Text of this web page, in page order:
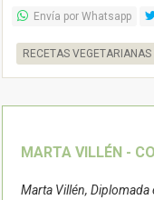
Envía por Whatsapp
RECETAS VEGETARIANAS
MARTA VILLÉN -
Marta Villén,